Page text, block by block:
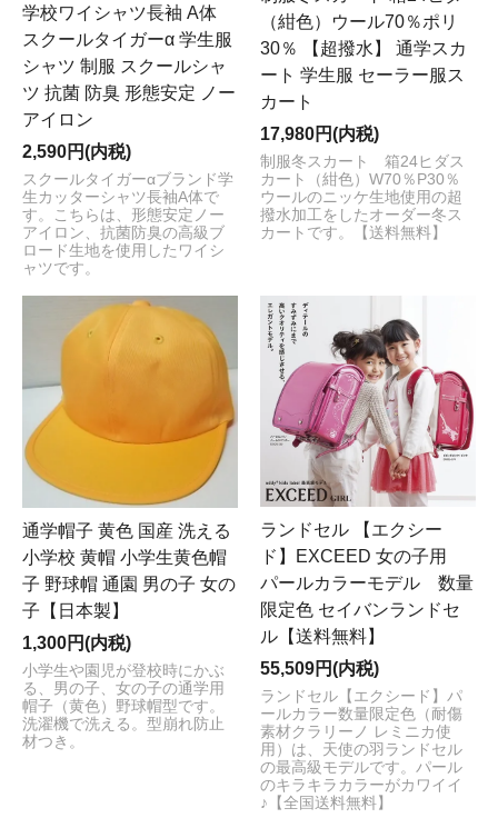
させていただきます。 休業期間中のご注文、メールに
よるお問い合わせは承りますが、［商品の配送、ご注文
の受付けメールの送信、お問い合わせメール等］のご対
応は、2024年8月23日(金)より随時行わせていただきま
す。 お客様にはご不便をお掛けいたしますが何卒ご理解
いただけますようお願い申し上げます。
【ゴールデンウィーク休業のお知らせ】
いつも「制服おまかせ。」をご愛顧いただき誠にありが
とうございます。誠に勝手ながら
で GW休業日とさせていただきます。お客様にはご不便
をお掛けいたしますが何卒ご理解のほどお願い申し上げ
ます。休業日中に頂戴いたしました［ご注文・お問合
せ］につきましては、5月8日（月）より順次対応させて
いただきます
。お時間を頂戴することとなり誠に申し訳
ございませんが何卒よろしくお願い申し上げます。
2023/12/31
[冬季休業日のお知らせ]
本年も「制服おまかせ。」を
ご利用いただき誠にありがとうございました。勝手なが
日 とさせていただきます。ご注文、メールによるお問い
合わせは休業日中も承りますが［ご注文受付けの返信メ
ール、お問い合わせへの返信メール、商品配送等］のご
対応は、2024年1月9日(火)
より随時行わせていただきま
す。お客様にはご不便をお掛けいたしますが何卒ご理解
いただけますようお願い申し上げます。
2020/8/5
[夏季休業日のお知らせ]いつも「制服おまかせ。」を
ご利用頂き誠に有難うございます。 まことに勝手なが
2020年8月8日(土)～2020年8月19日(水)まで、夏季
とさせていただきます。 休業期間中のご注文、
学校ワイシャツ長袖 A体
スクールタイガーα 学生服
シャツ 制服 スクールシャ
ツ 抗菌 防臭 形態安定 ノー
アイロン
2,590円(内税)
スクールタイガーαブランド学
生カッターシャツ長袖A体で
す。こちらは、形態安定ノー
アイロン、抗菌防臭の高級ブ
ロード生地を使用したワイシ
ャツです。
（紺色）ウール70％ポリ
30％ 【超撥水】 通学スカ
ート 学生服 セーラー服ス
カート
17,980円(内税)
制服冬スカート 箱24ヒダス
カート（紺色）W70％P30％
ウールのニッケ生地使用の超
撥水加工をしたオーダー冬ス
カートです。【送料無料】
通学帽子 黄色 国産 洗える
小学校 黄帽 小学生黄色帽
子 野球帽 通園 男の子 女の
子【日本製】
1,300円(内税)
小学生や園児が登校時にかぶ
る、男の子、女の子の通学用
帽子（黄色）野球帽型です。
洗濯機で洗える。型崩れ防止
材つき。
ランドセル 【エクシー
ド】EXCEED 女の子用
パールカラーモデル 数量
限定色 セイバンランドセ
ル【送料無料】
55,509円(内税)
ランドセル【エクシード】パ
ールカラー数量限定色（耐傷
素材クラリーノ レミニカ使
用）は、天使の羽ランドセル
の最高級モデルです。パール
のキラキラカラーがカワイイ
♪【全国送料無料】